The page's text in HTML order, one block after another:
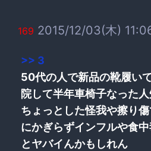
169 2015/12/03(木)
>> 3
50代の人で新品の靴履い
院して半年車椅子なった
ちょっとした怪我や擦り
にかぎらずインフルや食
とヤバイんかもしれん